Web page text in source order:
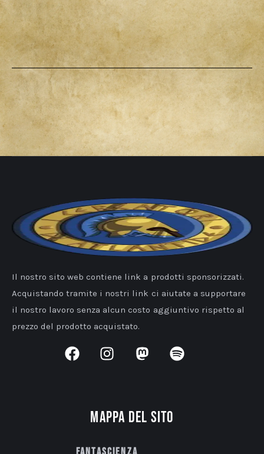
Il nostro sito web contiene link a prodotti sponsorizzati.
Acquistando tramite i nostri link ci aiutate a supportare
il nostro lavoro senza alcun costo aggiuntivo rispetto al
prezzo del prodotto acquistato.
Mappa del sito